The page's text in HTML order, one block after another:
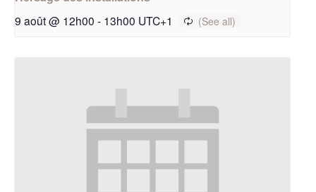
9 août @ 12h00 - 13h00 UTC+1